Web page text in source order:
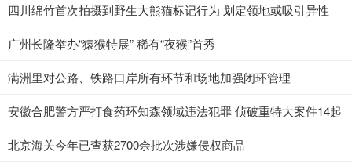
四川绵竹首次拍摄到野生大熊猫标记行为 划定领地或吸引异性
广州长隆举办“猿猴特展” 稀有“夜猴”首秀
满洲里对公路、铁路口岸所有环节和场地加强闭环管理
安徽合肥警方严打食药环知森领域违法犯罪 侦破重特大案件14起
北京海关今年已查获2700余批次涉嫌侵权商品